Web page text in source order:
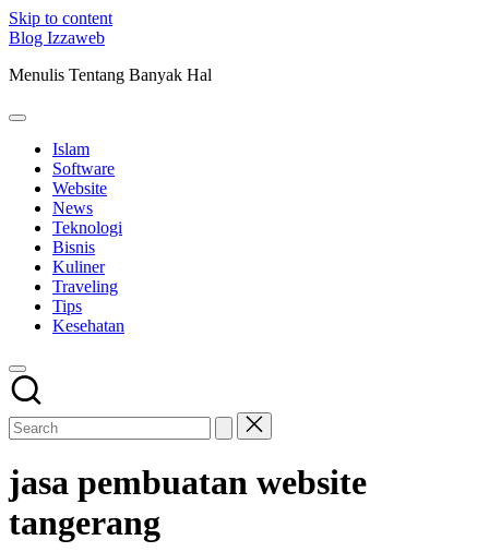
Skip to content
Blog Izzaweb
Menulis Tentang Banyak Hal
Islam
Software
Website
News
Teknologi
Bisnis
Kuliner
Traveling
Tips
Kesehatan
jasa pembuatan website
tangerang